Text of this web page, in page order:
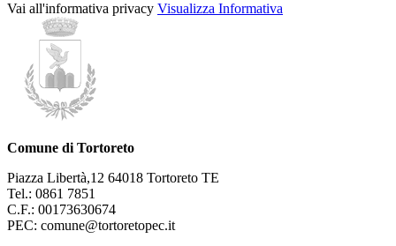
Vai all'informativa privacy Visualizza Informativa
Comune di Tortoreto
Piazza Libertà,12 64018 Tortoreto TE
Tel.: 0861 7851
C.F.: 00173630674
PEC: comune@tortoretopec.it